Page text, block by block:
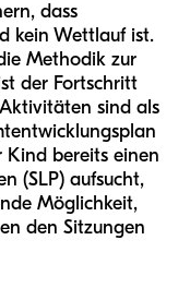
dass
kein Wettlauf ist.
Methodik zur
der Fortschritt
sind als
Kind bereits einen
(SLP) aufsucht,
Möglichkeit,
den Sitzungen